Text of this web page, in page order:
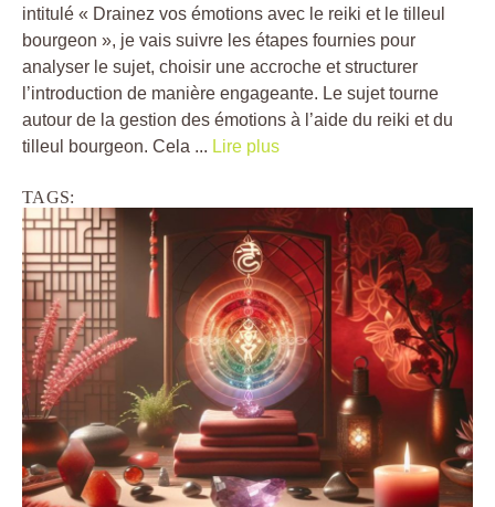
intitulé « Drainez vos émotions avec le reiki et le tilleul
bourgeon », je vais suivre les étapes fournies pour
analyser le sujet, choisir une accroche et structurer
l’introduction de manière engageante. Le sujet tourne
autour de la gestion des émotions à l’aide du reiki et du
tilleul bourgeon. Cela ... Lire plus
TAGS: